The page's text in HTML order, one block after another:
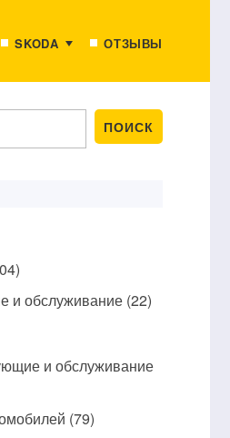
SKODA ОТЗЫВЫ
и обслуживание(22)
и обслуживание
(79)